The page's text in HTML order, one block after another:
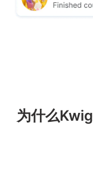
为什么